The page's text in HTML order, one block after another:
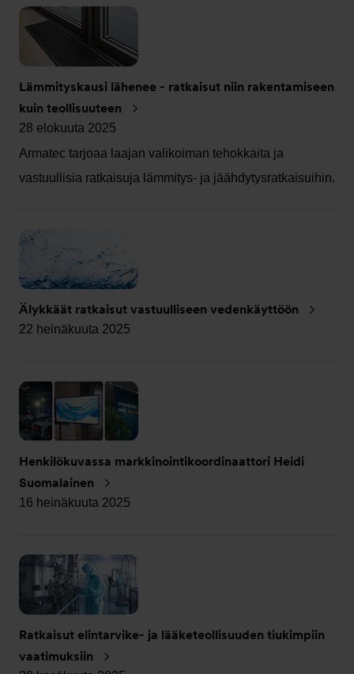
Lämmityskausi lähenee - ratkaisut niin rakentamiseen
kuin teollisuuteen
28 elokuuta 2025
Armatec tarjoaa laajan valikoiman tehokkaita ja
vastuullisia ratkaisuja lämmitys‑ ja jäähdytysratkaisuihin.
Älykkäät ratkaisut vastuulliseen vedenkäyttöön
22 heinäkuuta 2025
Henkilökuvassa markkinointikoordinaattori Heidi
Suomalainen
16 heinäkuuta 2025
Ratkaisut elintarvike- ja lääketeollisuuden tiukimpiin
vaatimuksiin